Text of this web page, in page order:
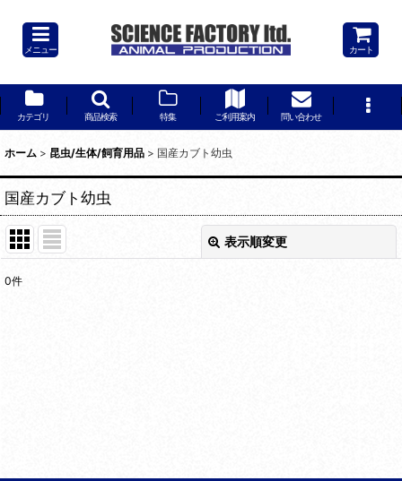
メニュー カート
カテゴリ 商品検索 特集 ご利用案内 問い合わせ
ホーム > 昆虫/生体/飼育用品 > 国産カブト幼虫
国産カブト幼虫
表示順変更
0件